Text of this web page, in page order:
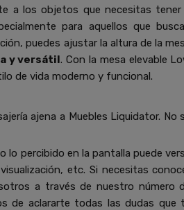
a los objetos que necesitas tener
para aquellos que
puedes ajustar la altura de la
y versátil. Con la mesa elevable
de vida moderno y funcional.
ajena a Muebles Liquidator. No
lo percibido en la pantalla puede
etc. Si necesitas
a través de nuestro número
de aclararte todas las dudas que